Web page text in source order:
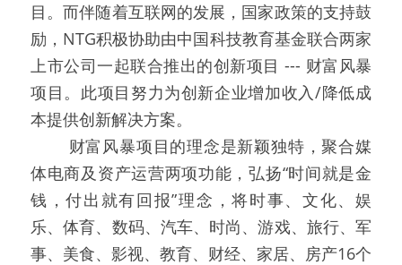
目。而伴随着互联网的发展，国家政策的支持鼓
励，NTG积极协助由中国科技教育基金联合两家
上市公司一起联合推出的创新项目 --- 财富风暴
项目。此项目努力为创新企业增加收入/降低成
本提供创新解决方案。
财富风暴项目的理念是新颖独特，聚合媒
体电商及资产运营两项功能，弘扬“时间就是金
钱，付出就有回报”理念，将时事、文化、娱
乐、体育、数码、汽车、时尚、游戏、旅行、军
事、美食、影视、教育、财经、家居、房产16个